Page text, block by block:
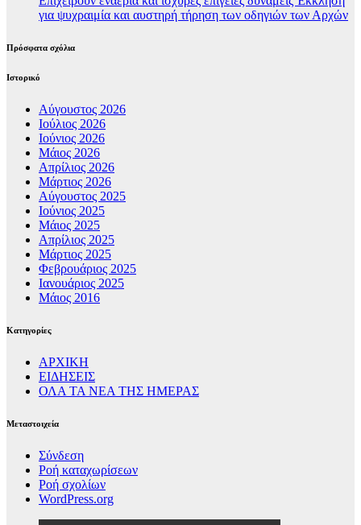
για ψυχραιμία και αυστηρή τήρηση των οδηγιών των Αρχών
Πρόσφατα σχόλια
Ιστορικό
Αύγουστος 2026
Ιούλιος 2026
Ιούνιος 2026
Μάιος 2026
Απρίλιος 2026
Μάρτιος 2026
Αύγουστος 2025
Ιούνιος 2025
Μάιος 2025
Απρίλιος 2025
Μάρτιος 2025
Φεβρουάριος 2025
Ιανουάριος 2025
Μάιος 2016
Kατηγορίες
ΑΡΧΙΚΗ
ΕΙΔΗΣΕΙΣ
ΟΛΑ ΤΑ ΝΕΑ ΤΗΣ ΗΜΕΡΑΣ
Μεταστοιχεία
Σύνδεση
Ροή καταχωρίσεων
Ροή σχολίων
WordPress.org